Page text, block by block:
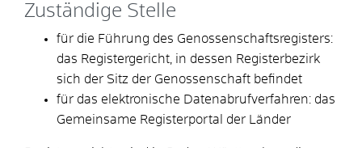
Zuständige Stelle
für die Führung des Genossenschaftsregisters:
das Registergericht, in dessen Registerbezirk
sich der Sitz der Genossenschaft befindet
für das elektronische Datenabrufverfahren: das
Gemeinsame Registerportal der Länder